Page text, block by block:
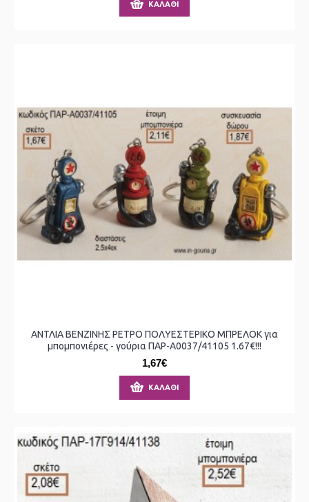
ΚΑΛΆΘΙ
ΑΝΤΛΙΑ ΒΕΝΖΙΝΗΣ ΡΕΤΡΟ ΠΟΛΥΕΣΤΕΡΙΚΟ ΜΠΡΕΛΟΚ για
μπομπονιέρες - γούρια ΠΑΡ-Α0037/41105 1.67€!!!
1,67€
ΚΑΛΆΘΙ